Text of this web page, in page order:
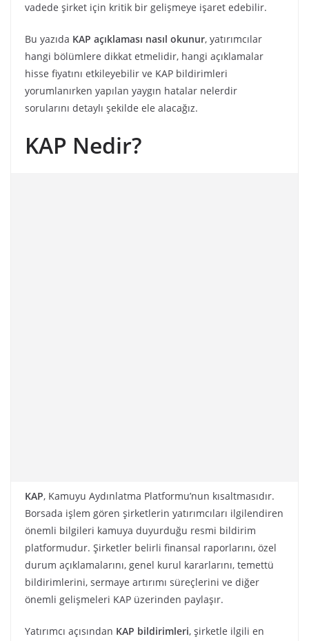
vadede şirket için kritik bir gelişmeye işaret edebilir.
Bu yazıda KAP açıklaması nasıl okunur, yatırımcılar
hangi bölümlere dikkat etmelidir, hangi açıklamalar
hisse fiyatını etkileyebilir ve KAP bildirimleri
yorumlanırken yapılan yaygın hatalar nelerdir
sorularını detaylı şekilde ele alacağız.
KAP Nedir?
KAP, Kamuyu Aydınlatma Platformu’nun kısaltmasıdır.
Borsada işlem gören şirketlerin yatırımcıları ilgilendiren
önemli bilgileri kamuya duyurduğu resmi bildirim
platformudur. Şirketler belirli finansal raporlarını, özel
durum açıklamalarını, genel kurul kararlarını, temettü
bildirimlerini, sermaye artırımı süreçlerini ve diğer
önemli gelişmeleri KAP üzerinden paylaşır.
Yatırımcı açısından KAP bildirimleri, şirketle ilgili en